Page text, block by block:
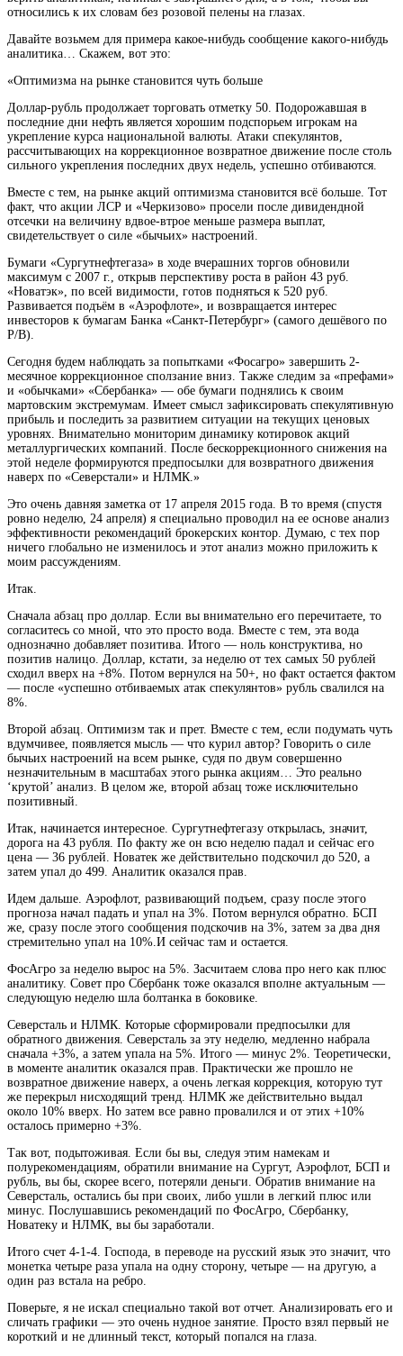
относились к их словам без розовой пелены на глазах.
Давайте возьмем для примера какое-нибудь сообщение какого-нибудь
аналитика… Скажем, вот это:
«Оптимизма на рынке становится чуть больше
Доллар-рубль продолжает торговать отметку 50. Подорожавшая в
последние дни нефть является хорошим подспорьем игрокам на
укрепление курса национальной валюты. Атаки спекулянтов,
рассчитывающих на коррекционное возвратное движение после столь
сильного укрепления последних двух недель, успешно отбиваются.
Вместе с тем, на рынке акций оптимизма становится всё больше. Тот
факт, что акции ЛСР и «Черкизово» просели после дивидендной
отсечки на величину вдвое-втрое меньше размера выплат,
свидетельствует о силе «бычьих» настроений.
Бумаги «Сургутнефтегаза» в ходе вчерашних торгов обновили
максимум с 2007 г., открыв перспективу роста в район 43 руб.
«Новатэк», по всей видимости, готов подняться к 520 руб.
Развивается подъём в «Аэрофлоте», и возвращается интерес
инвесторов к бумагам Банка «Санкт-Петербург» (самого дешёвого по
P/B).
Сегодня будем наблюдать за попытками «Фосагро» завершить 2-
месячное коррекционное сползание вниз. Также следим за «префами»
и «обычками» «Сбербанка» — обе бумаги поднялись к своим
мартовским экстремумам. Имеет смысл зафиксировать спекулятивную
прибыль и последить за развитием ситуации на текущих ценовых
уровнях. Внимательно мониторим динамику котировок акций
металлургических компаний. После бескоррекционного снижения на
этой неделе формируются предпосылки для возвратного движения
наверх по «Северстали» и НЛМК.»
Это очень давняя заметка от 17 апреля 2015 года. В то время (спустя
ровно неделю, 24 апреля) я специально проводил на ее основе анализ
эффективности рекомендаций брокерских контор. Думаю, с тех пор
ничего глобально не изменилось и этот анализ можно приложить к
моим рассуждениям.
Итак.
Сначала абзац про доллар. Если вы внимательно его перечитаете, то
согласитесь со мной, что это просто вода. Вместе с тем, эта вода
однозначно добавляет позитива. Итого — ноль конструктива, но
позитив налицо. Доллар, кстати, за неделю от тех самых 50 рублей
сходил вверх на +8%. Потом вернулся на 50+, но факт остается фактом
— после «успешно отбиваемых атак спекулянтов» рубль свалился на
8%.
Второй абзац. Оптимизм так и прет. Вместе с тем, если подумать чуть
вдумчивее, появляется мысль — что курил автор? Говорить о силе
бычьих настроений на всем рынке, судя по двум совершенно
незначительным в масштабах этого рынка акциям… Это реально
‘крутой’ анализ. В целом же, второй абзац тоже исключительно
позитивный.
Итак, начинается интересное. Сургутнефтегазу открылась, значит,
дорога на 43 рубля. По факту же он всю неделю падал и сейчас его
цена — 36 рублей. Новатек же действительно подскочил до 520, а
затем упал до 499. Аналитик оказался прав.
Идем дальше. Аэрофлот, развивающий подъем, сразу после этого
прогноза начал падать и упал на 3%. Потом вернулся обратно. БСП
же, сразу после этого сообщения подскочив на 3%, затем за два дня
стремительно упал на 10%.И сейчас там и остается.
ФосАгро за неделю вырос на 5%. Засчитаем слова про него как плюс
аналитику. Совет про Сбербанк тоже оказался вполне актуальным —
следующую неделю шла болтанка в боковике.
Северсталь и НЛМК. Которые сформировали предпосылки для
обратного движения. Северсталь за эту неделю, медленно набрала
сначала +3%, а затем упала на 5%. Итого — минус 2%. Теоретически,
в моменте аналитик оказался прав. Практически же прошло не
возвратное движение наверх, а очень легкая коррекция, которую тут
же перекрыл нисходящий тренд. НЛМК же действительно выдал
около 10% вверх. Но затем все равно провалился и от этих +10%
осталось примерно +3%.
Так вот, подытоживая. Если бы вы, следуя этим намекам и
полурекомендациям, обратили внимание на Сургут, Аэрофлот, БСП и
рубль, вы бы, скорее всего, потеряли деньги. Обратив внимание на
Северсталь, остались бы при своих, либо ушли в легкий плюс или
минус. Послушавшись рекомендаций по ФосАгро, Сбербанку,
Новатеку и НЛМК, вы бы заработали.
Итого счет 4-1-4. Господа, в переводе на русский язык это значит, что
монетка четыре раза упала на одну сторону, четыре — на другую, а
один раз встала на ребро.
Поверьте, я не искал специально такой вот отчет. Анализировать его и
сличать графики — это очень нудное занятие. Просто взял первый не
короткий и не длинный текст, который попался на глаза.